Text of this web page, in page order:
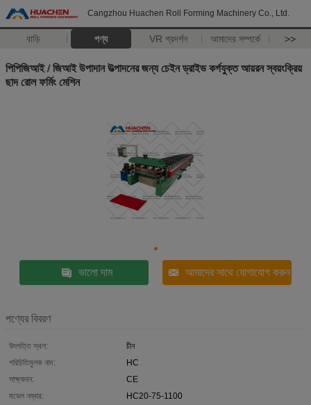
Cangzhou Huachen Roll Forming Machinery Co., Ltd.
বাড়ি পণ্য VR প্রদর্শন আমাদের সম্পর্কে >>
পিপিজিআই / জিআই উপাদান উত্পাদনের জন্য চেইন ড্রাইভ কর্গযুক্ত আয়রন স্বয়ংক্রিয়
ছাদ রোল ফর্মিং মেশিন
ভালো দাম আমাদের সাথে যোগাযোগ করুন
পণ্যের বিবরণ
উৎপত্তি স্থল:
চীন
পরিচিতিমুলক নাম:
HC
সাক্ষ্যদান:
CE
মডেল নম্বার:
HC20-75-1100